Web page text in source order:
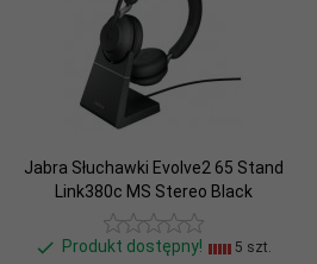
Microsoft Teams
Jabra Słuchawki Evolve2 65 Stand
Link380c MS Stereo Black
Produkt dostępny! 5 szt.